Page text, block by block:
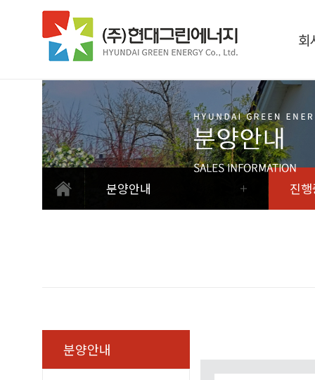
회
분양안내 진
분양안내